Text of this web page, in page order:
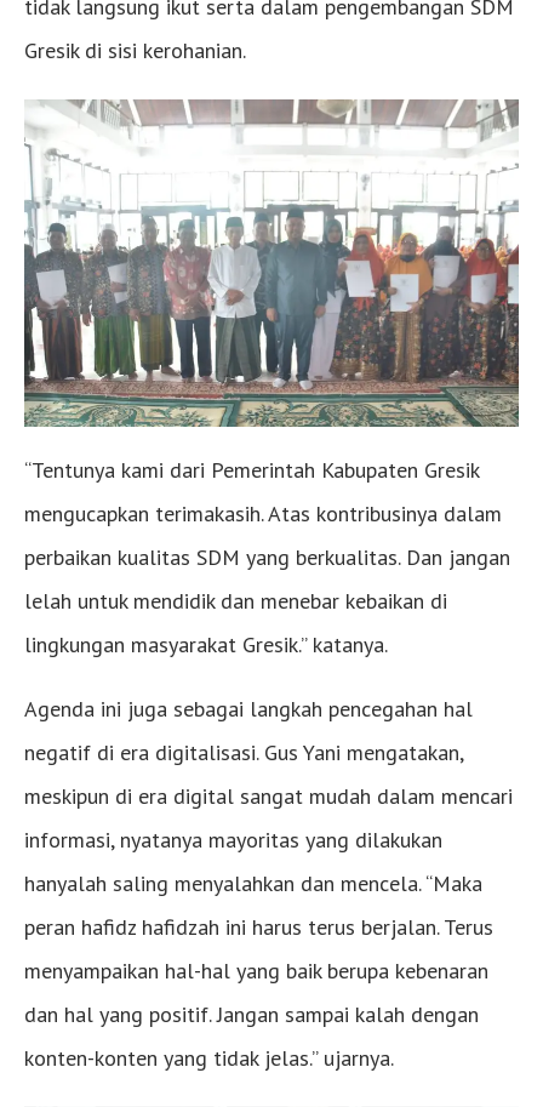
tidak langsung ikut serta dalam pengembangan SDM
Gresik di sisi kerohanian.
“Tentunya kami dari Pemerintah Kabupaten Gresik
mengucapkan terimakasih. Atas kontribusinya dalam
perbaikan kualitas SDM yang berkualitas. Dan jangan
lelah untuk mendidik dan menebar kebaikan di
lingkungan masyarakat Gresik.” katanya.
Agenda ini juga sebagai langkah pencegahan hal
negatif di era digitalisasi. Gus Yani mengatakan,
meskipun di era digital sangat mudah dalam mencari
informasi, nyatanya mayoritas yang dilakukan
hanyalah saling menyalahkan dan mencela. “Maka
peran hafidz hafidzah ini harus terus berjalan. Terus
menyampaikan hal-hal yang baik berupa kebenaran
dan hal yang positif. Jangan sampai kalah dengan
konten-konten yang tidak jelas.” ujarnya.